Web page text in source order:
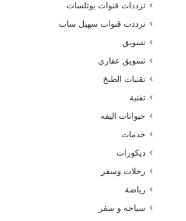
ترددات قنوات يوتلسات
ترددت قنوات سهيل سات
تسويق
تسويق عقاري
تقنيات الطبخ
تقنية
حيوانات اليفه
خدمات
ديكورات
رحلات وسفر
رياضة
سياحة و سفر